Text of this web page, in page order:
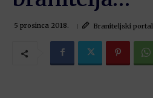
5 prosinca 2018. Braniteljski portal